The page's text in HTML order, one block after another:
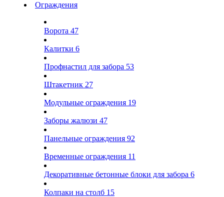
Ограждения
Ворота 47
Калитки 6
Профнастил для забора 53
Штакетник 27
Модульные ограждения 19
Заборы жалюзи 47
Панельные ограждения 92
Временные ограждения 11
Декоративные бетонные блоки для забора 6
Колпаки на столб 15